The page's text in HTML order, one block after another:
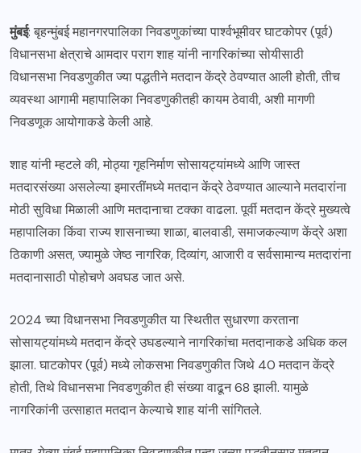
मुंबई: बृहन्मुंबई महानगरपालिका निवडणुकांच्या पार्श्वभूमीवर घाटकोपर (पूर्व)
विधानसभा क्षेत्राचे आमदार पराग शाह यांनी नागरिकांच्या सोयीसाठी
विधानसभा निवडणुकीत ज्या पद्धतीने मतदान केंद्रे ठेवण्यात आली होती, तीच
व्यवस्था आगामी महापालिका निवडणुकीतही कायम ठेवावी, अशी मागणी
निवडणूक आयोगाकडे केली आहे.
शाह यांनी म्हटले की, मोठ्या गृहनिर्माण सोसायट्यांमध्ये आणि जास्त
मतदारसंख्या असलेल्या इमारतींमध्ये मतदान केंद्रे ठेवण्यात आल्याने मतदारांना
मोठी सुविधा मिळाली आणि मतदानाचा टक्का वाढला. पूर्वी मतदान केंद्रे मुख्यत्वे
महापालिका किंवा राज्य शासनाच्या शाळा, बालवाडी, समाजकल्याण केंद्रे अशा
ठिकाणी असत, ज्यामुळे जेष्ठ नागरिक, दिव्यांग, आजारी व सर्वसामान्य मतदारांना
मतदानासाठी पोहोचणे अवघड जात असे.
2024 च्या विधानसभा निवडणुकीत या स्थितीत सुधारणा करताना
सोसायट्यांमध्ये मतदान केंद्रे उघडल्याने नागरिकांचा मतदानाकडे अधिक कल
झाला. घाटकोपर (पूर्व) मध्ये लोकसभा निवडणुकीत जिथे 40 मतदान केंद्रे
होती, तिथे विधानसभा निवडणुकीत ही संख्या वाढून 68 झाली. यामुळे
नागरिकांनी उत्साहात मतदान केल्याचे शाह यांनी सांगितले.